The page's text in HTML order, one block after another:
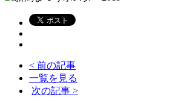
< 前の記事
一覧を見る
次の記事 >